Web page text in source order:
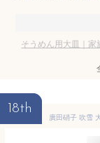
そうめん用大皿｜家
18th